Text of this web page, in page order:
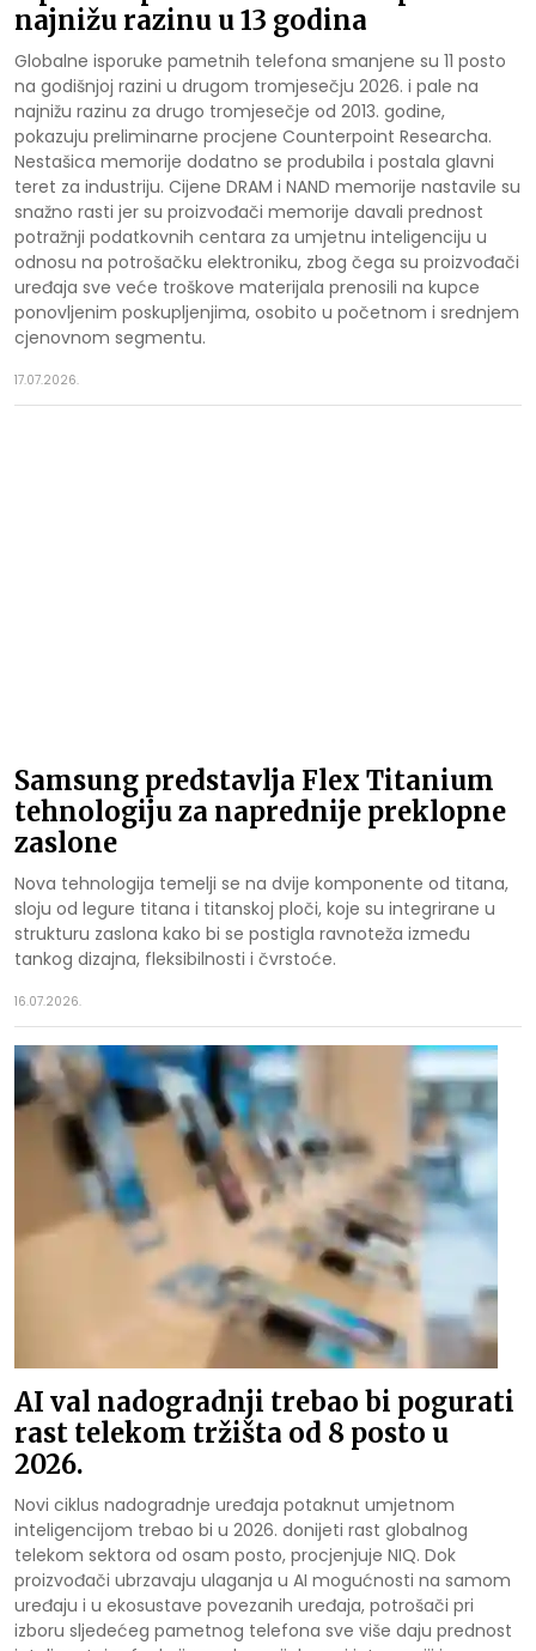
najnižu razinu u 13 godina
Globalne isporuke pametnih telefona smanjene su 11 posto
na godišnjoj razini u drugom tromjesečju 2026. i pale na
najnižu razinu za drugo tromjesečje od 2013. godine,
pokazuju preliminarne procjene Counterpoint Researcha.
Nestašica memorije dodatno se produbila i postala glavni
teret za industriju. Cijene DRAM i NAND memorije nastavile su
snažno rasti jer su proizvođači memorije davali prednost
potražnji podatkovnih centara za umjetnu inteligenciju u
odnosu na potrošačku elektroniku, zbog čega su proizvođači
uređaja sve veće troškove materijala prenosili na kupce
ponovljenim poskupljenjima, osobito u početnom i srednjem
cjenovnom segmentu.
17.07.2026.
Samsung predstavlja Flex Titanium
tehnologiju za naprednije preklopne
zaslone
Nova tehnologija temelji se na dvije komponente od titana,
sloju od legure titana i titanskoj ploči, koje su integrirane u
strukturu zaslona kako bi se postigla ravnoteža između
tankog dizajna, fleksibilnosti i čvrstoće.
16.07.2026.
AI val nadogradnji trebao bi pogurati
rast telekom tržišta od 8 posto u
2026.
Novi ciklus nadogradnje uređaja potaknut umjetnom
inteligencijom trebao bi u 2026. donijeti rast globalnog
telekom sektora od osam posto, procjenjuje NIQ. Dok
proizvođači ubrzavaju ulaganja u AI mogućnosti na samom
uređaju i u ekosustave povezanih uređaja, potrošači pri
izboru sljedećeg pametnog telefona sve više daju prednost